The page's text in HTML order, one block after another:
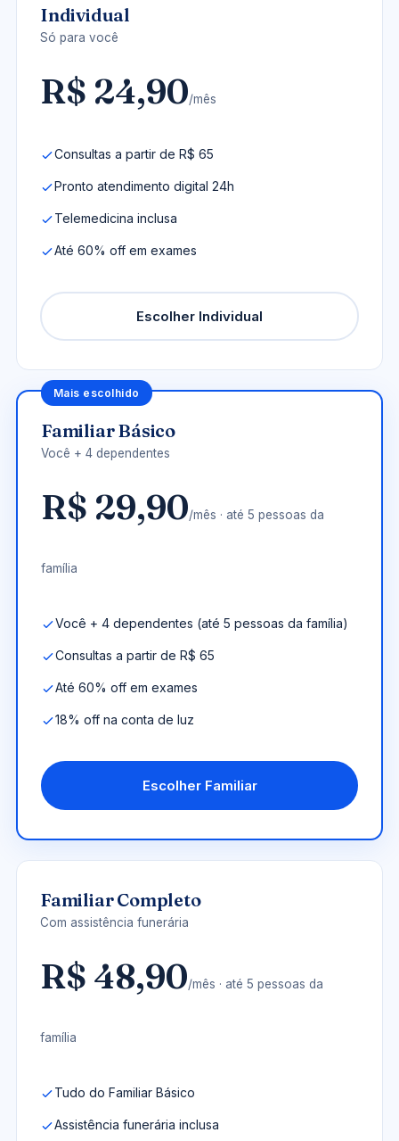
Individual
Só para você
R$ 24,90/mês
Consultas a partir de R$ 65
Pronto atendimento digital 24h
Telemedicina inclusa
Até 60% off em exames
Escolher Individual
Mais escolhido
Familiar Básico
Você + 4 dependentes
R$ 29,90/mês · até 5 pessoas da
família
Você + 4 dependentes (até 5 pessoas da família)
Consultas a partir de R$ 65
Até 60% off em exames
18% off na conta de luz
Escolher Familiar
Familiar Completo
Com assistência funerária
R$ 48,90/mês · até 5 pessoas da
família
Tudo do Familiar Básico
Assistência funerária inclusa